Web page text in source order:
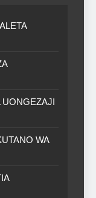
UONGEZAJI
WA